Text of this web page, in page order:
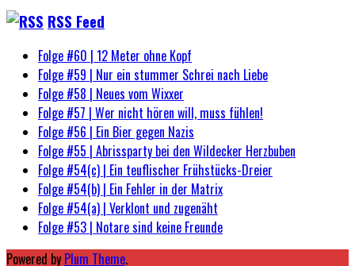
RSS Feed
Folge #60 | 12 Meter ohne Kopf
Folge #59 | Nur ein stummer Schrei nach Liebe
Folge #58 | Neues vom Wixxer
Folge #57 | Wer nicht hören will, muss fühlen!
Folge #56 | Ein Bier gegen Nazis
Folge #55 | Abrissparty bei den Wildecker Herzbuben
Folge #54(c) | Ein teuflischer Frühstücks-Dreier
Folge #54(b) | Ein Fehler in der Matrix
Folge #54(a) | Verklont und zugenäht
Folge #53 | Notare sind keine Freunde
Powered by Plum Theme.